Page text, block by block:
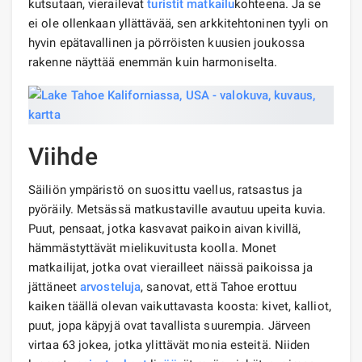
kutsutaan, vierailevatturistit matkailukohteena. Ja se
ei ole ollenkaan yllättävää, sen arkkitehtoninen tyyli on
hyvin epätavallinen ja pörröisten kuusien joukossa
rakenne näyttää enemmän kuin harmoniselta.
Viihde
Säiliön ympäristö on suosittu vaellus, ratsastus ja
pyöräily. Metsässä matkustaville avautuu upeita kuvia.
Puut, pensaat, jotka kasvavat paikoin aivan kivillä,
hämmästyttävät mielikuvitusta koolla. Monet
matkailijat, jotka ovat vierailleet näissä paikoissa ja
jättäneet arvosteluja, sanovat, että Tahoe erottuu
kaiken täällä olevan vaikuttavasta koosta: kivet, kalliot,
puut, jopa käpyjä ovat tavallista suurempia. Järveen
virtaa 63 jokea, jotka ylittävät monia esteitä. Niiden